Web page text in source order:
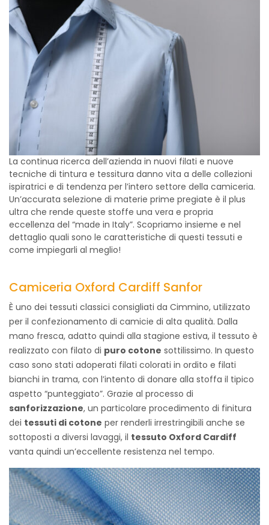
La continua ricerca dell’azienda in nuovi filati e nuove
tecniche di tintura e tessitura danno vita a delle collezioni
ispiratrici e di tendenza per l’intero settore della camiceria.
Un’accurata selezione di materie prime pregiate è il plus
ultra che rende queste stoffe una vera e propria
eccellenza del “made in Italy”. Scopriamo insieme e nel
dettaglio quali sono le caratteristiche di questi tessuti e
come impiegarli al meglio!
Camiceria Oxford Cardiff Sanfor
È uno dei tessuti classici consigliati da Cimmino, utilizzato
per il confezionamento di camicie di alta qualità. Dalla
mano fresca, adatto quindi alla stagione estiva, il tessuto è
realizzato con filato di puro cotone sottilissimo. In questo
caso sono stati adoperati filati colorati in ordito e filati
bianchi in trama, con l’intento di donare alla stoffa il tipico
aspetto “punteggiato”. Grazie al processo di
sanforizzazione, un particolare procedimento di finitura
dei tessuti di cotone per renderli irrestringibili anche se
sottoposti a diversi lavaggi, il tessuto Oxford Cardiff
vanta quindi un’eccellente resistenza nel tempo.